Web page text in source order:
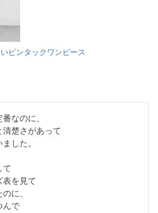
ピンタックワンピース
なのに、
楚さがあって
した。
て
表を見て
に、
んで